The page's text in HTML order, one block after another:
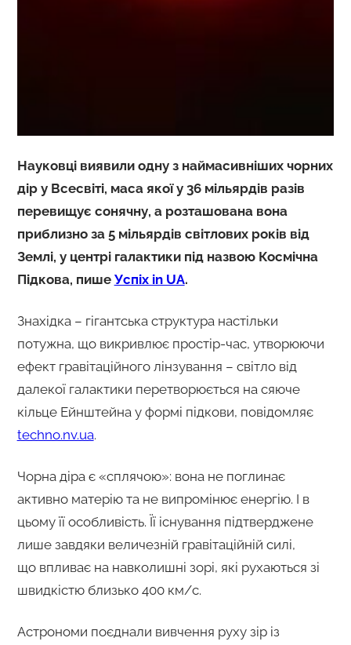
Науковці виявили одну з наймасивніших чорних
дір у Всесвіті, маса якої у 36 мільярдів разів
перевищує сонячну, а розташована вона
приблизно за 5 мільярдів світлових років від
Землі, у центрі галактики під назвою Космічна
Підкова, пише Успіх in UA.
Знахідка – гігантська структура настільки
потужна, що викривлює простір-час, утворюючи
ефект гравітаційного лінзування – світло від
далекої галактики перетворюється на сяюче
кільце Ейнштейна у формі підкови, повідомляє
techno.nv.ua.
Чорна діра є «сплячою»: вона не поглинає
активно матерію та не випромінює енергію. І в
цьому її особливість. Її існування підтверджене
лише завдяки величезній гравітаційній силі,
що впливає на навколишні зорі, які рухаються зі
швидкістю близько 400 км/с.
Астрономи поєднали вивчення руху зір із